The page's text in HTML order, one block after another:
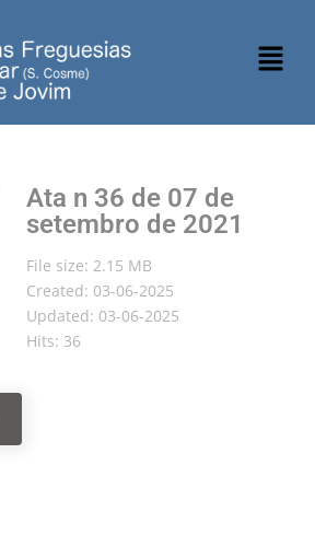
Ata n 36 de 07 de
setembro de 2021
File size: 2.15 MB
Created: 03-06-2025
Updated: 03-06-2025
Hits: 36